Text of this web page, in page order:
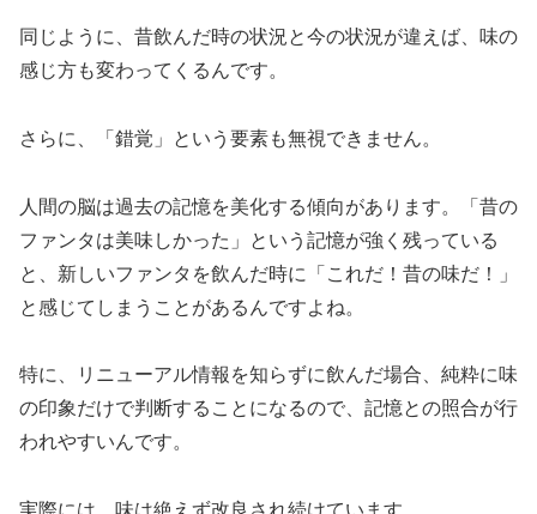
同じように、昔飲んだ時の状況と今の状況が違えば、味の
感じ方も変わってくるんです。
さらに、「錯覚」という要素も無視できません。
人間の脳は過去の記憶を美化する傾向があります。「昔の
ファンタは美味しかった」という記憶が強く残っている
と、新しいファンタを飲んだ時に「これだ！昔の味だ！」
と感じてしまうことがあるんですよね。
特に、リニューアル情報を知らずに飲んだ場合、純粋に味
の印象だけで判断することになるので、記憶との照合が行
われやすいんです。